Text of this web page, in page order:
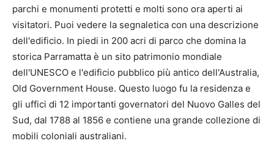
parchi e monumenti protetti e molti sono ora aperti ai
visitatori. Puoi vedere la segnaletica con una descrizione
dell'edificio. In piedi in 200 acri di parco che domina la
storica Parramatta è un sito patrimonio mondiale
dell'UNESCO e l'edificio pubblico più antico dell'Australia,
Old Government House. Questo luogo fu la residenza e
gli uffici di 12 importanti governatori del Nuovo Galles del
Sud, dal 1788 al 1856 e contiene una grande collezione di
mobili coloniali australiani.